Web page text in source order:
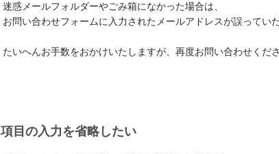
迷惑メールフォルダーやごみ箱になかった場合は、
お問い合わせフォームに入力されたメールアドレスが誤ってい
たいへんお手数をおかけいたしますが、再度お問い合わせくださ
項目の入力を省略したい